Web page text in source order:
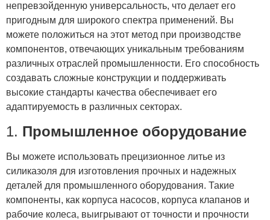
непревзойденную универсальность, что делает его
пригодным для широкого спектра применений. Вы
можете положиться на этот метод при производстве
компонентов, отвечающих уникальным требованиям
различных отраслей промышленности. Его способность
создавать сложные конструкции и поддерживать
высокие стандарты качества обеспечивает его
адаптируемость в различных секторах.
1. Промышленное оборудование
Вы можете использовать прецизионное литье из
силиказоля для изготовления прочных и надежных
деталей для промышленного оборудования. Такие
компоненты, как корпуса насосов, корпуса клапанов и
рабочие колеса, выигрывают от точности и прочности